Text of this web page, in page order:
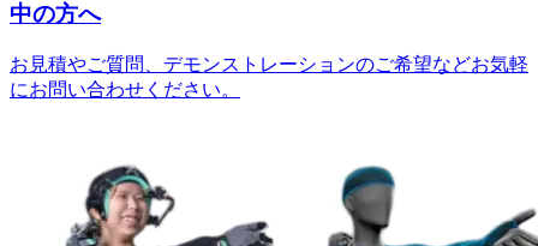
中の方へ
お見積やご質問、デモンストレーションのご希望などお気軽
にお問い合わせください。